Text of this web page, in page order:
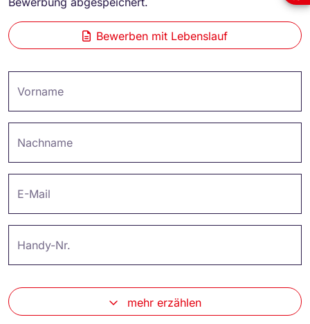
Bewerben mit Lebenslauf
Vorname
Nachname
E-Mail
Handy-Nr.
mehr erzählen